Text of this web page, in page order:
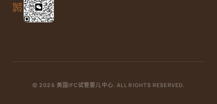
qr_code_2
© 2026 美国IFC试管婴儿中心. ALL RIGHTS RESERVED.